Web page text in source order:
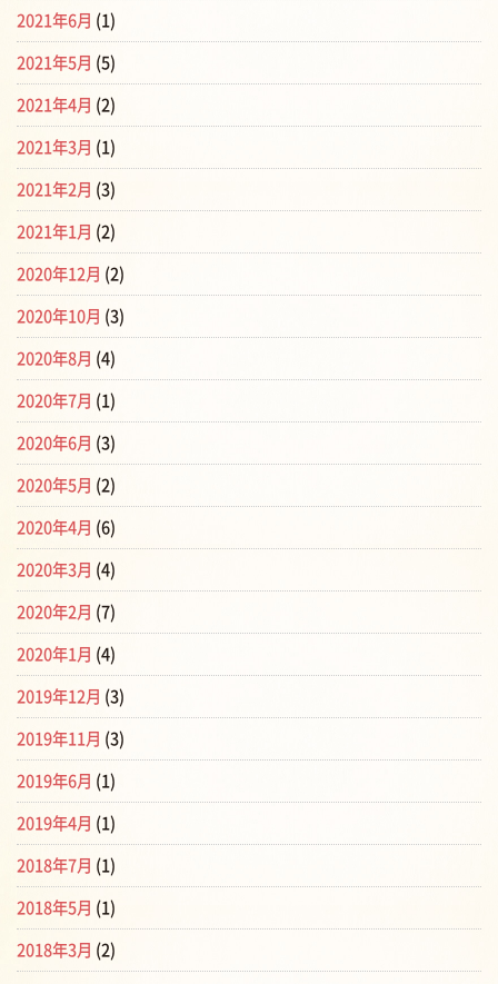
2021年6月 (1)
2021年5月 (5)
2021年4月 (2)
2021年3月 (1)
2021年2月 (3)
2021年1月 (2)
2020年12月 (2)
2020年10月 (3)
2020年8月 (4)
2020年7月 (1)
2020年6月 (3)
2020年5月 (2)
2020年4月 (6)
2020年3月 (4)
2020年2月 (7)
2020年1月 (4)
2019年12月 (3)
2019年11月 (3)
2019年6月 (1)
2019年4月 (1)
2018年7月 (1)
2018年5月 (1)
2018年3月 (2)